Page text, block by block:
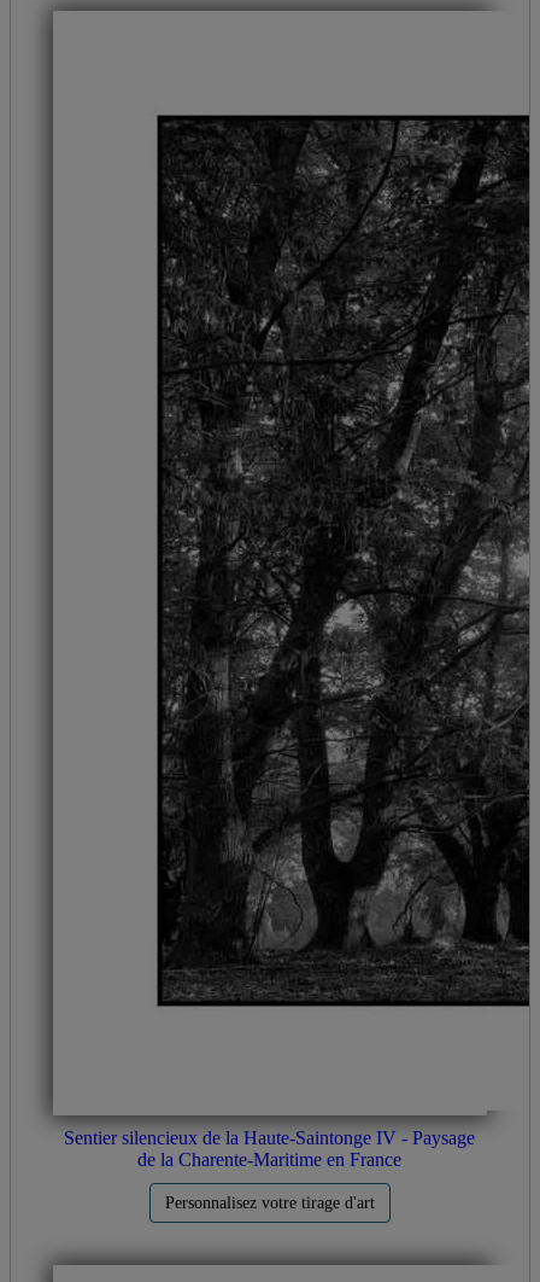
Sentier silencieux de la Haute-Saintonge IV - Paysage
de la Charente-Maritime en France
Personnalisez votre tirage d'art